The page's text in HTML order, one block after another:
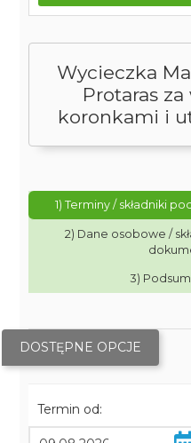
Wycieczka
Protaras
koronkami i
1) Terminy / składniki
2) Dane osobowe /
3)
DOSTĘPNE OPCJE
Termin od: